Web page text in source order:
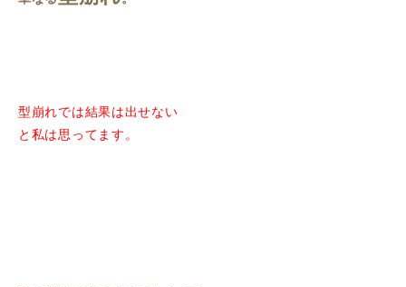
型崩れでは結果は出せない
と私は思ってます。